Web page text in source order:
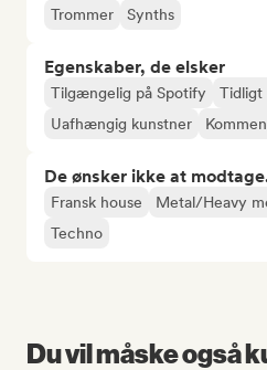
Trommer
Synths
Egenskaber, de elsker
Tilgængelig på Spotify
Tidligt
Uafhængig kunstner
De ønsker ikke at
Fransk house Metal/Heavy
Techno
Du vil måske også